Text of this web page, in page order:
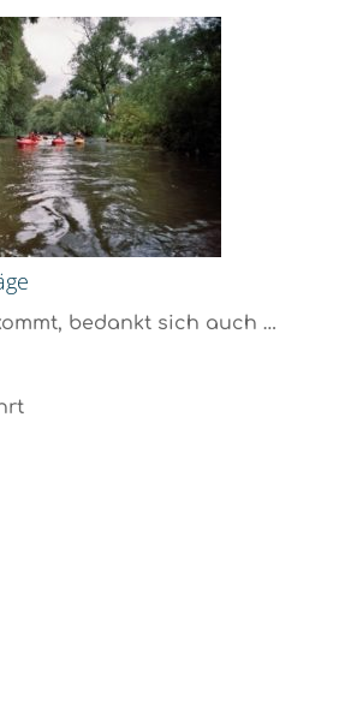
bedankt sich auch …